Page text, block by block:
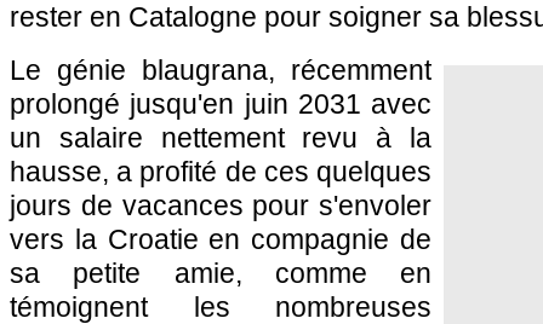
rester en Catalogne pour soigner sa
Le génie blaugrana, récemment
prolongé jusqu'en juin 2031 avec
un salaire nettement revu à la
hausse, a profité de ces quelques
jours de vacances pour s'envoler
vers la Croatie en compagnie de
sa petite amie, comme en
témoignent les nombreuses